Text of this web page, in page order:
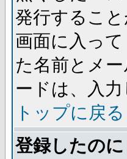
発行するこ
画面に入っ
た名前とメ
ードは、入
トップに戻る
登録したの